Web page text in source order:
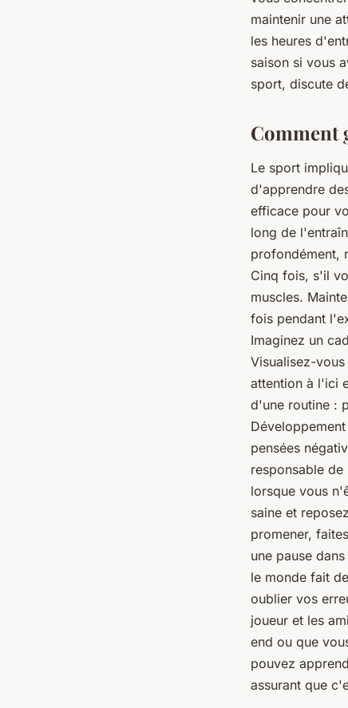
maintenir une
les heures
saison si vous
sport, discute
Comment
Le sport
d'apprendre
efficace pour
long de
profondément,
Cinq fois, s'il
muscles.
fois pendant
Imaginez un
Visualisez-
attention à l'ici
d'une routine :
pensées
responsable
lorsque vous
saine et
promener,
une pause
le monde fait
oublier vos
joueur et les
end ou que
pouvez
assurant que